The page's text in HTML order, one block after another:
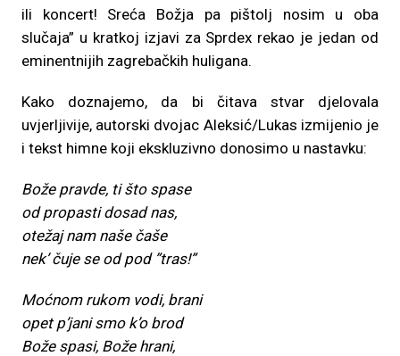
ili koncert! Sreća Božja pa pištolj nosim u oba
slučaja” u kratkoj izjavi za Sprdex rekao je jedan od
eminentnijih zagrebačkih huligana.
Kako doznajemo, da bi čitava stvar djelovala
uvjerljivije, autorski dvojac Aleksić/Lukas izmijenio je
i tekst himne koji ekskluzivno donosimo u nastavku:
Bože pravde, ti što spase
od propasti dosad nas,
otežaj nam naše čaše
nek’ čuje se od pod ”tras!”
Moćnom rukom vodi, brani
opet p’jani smo k’o brod
Bože spasi, Bože hrani,